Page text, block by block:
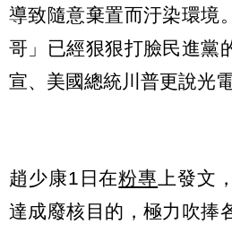
導致隨意棄置而汙染環境
哥」已經狠狠打臉民進黨
宣、美國總統川普更說光
趙少康1日在粉專 上發文
達成廢核目的，極力吹捧